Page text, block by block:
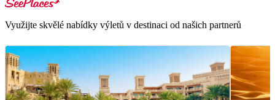
Využijte skvělé nabídky výletů v destinaci od našich partnerů